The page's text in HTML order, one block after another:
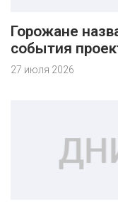
Горожане
события
27 июля 2026